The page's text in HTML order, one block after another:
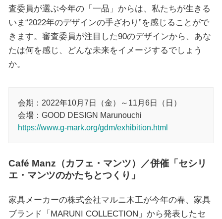
査委員が選ぶ今年の「一品」からは、私たちが生きる
いま“2022年のデザインの手ざわり”を感じることがで
きます。審査委員が注目した90のデザインから、あな
たは何を感じ、どんな未来をイメージするでしょう
か。
会期：2022年10月7日（金）～11月6日（日）
会場：GOOD DESIGN Marunouchi
https://www.g-mark.org/gdm/exhibition.html
Café Manz（カフェ・マンツ）／併催「セシリ
エ・マンツのかたちとつくり」
家具メーカーの株式会社マルニ木工が今年の春、家具
ブランド「MARUNI COLLECTION」から発表したセ